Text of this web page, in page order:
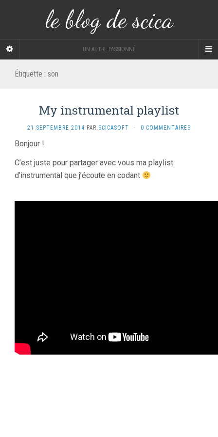
le blog de scica
UN AUTRE PASSIONNÉ
Étiquette : son
My instrumental playlist
21 SEPTEMBRE 2014 PAR SCICASOFT · 0 COMMENTAIRES
Bonjour !
C’est juste pour partager avec vous ma playlist
d’instrumental que j’écoute en codant